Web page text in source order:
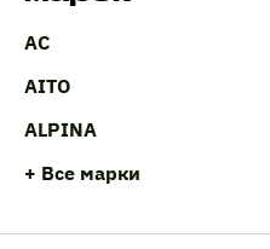
AC
AITO
ALPINA
+ Все марки